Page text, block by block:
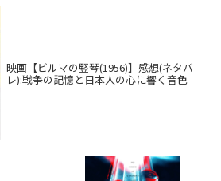
映画【ビルマの竪琴(1956)】感想(ネタバ
レ):戦争の記憶と日本人の心に響く音色